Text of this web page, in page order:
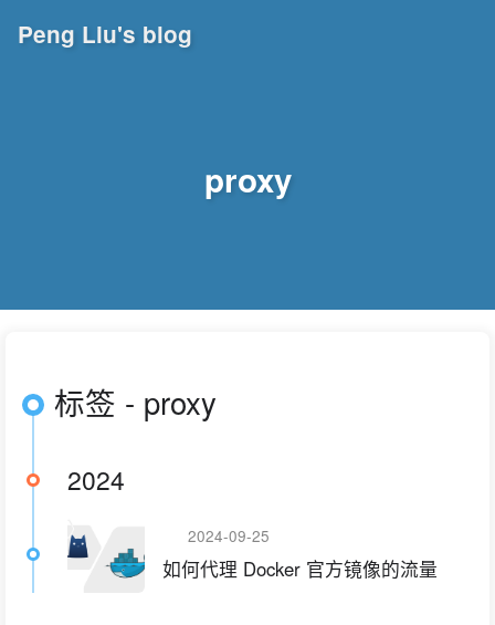
Peng Liu's blog
proxy
标签 - proxy
2024
2024-09-25
如何代理 Docker 官方镜像的流量